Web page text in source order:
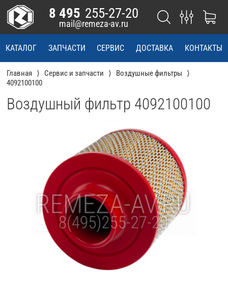
КАТАЛОГ ЗАПЧАСТИ СЕРВИС ДОСТАВКА КОНТАКТЫ
8 495 255-27-20
mail@remeza-av.ru
Главная Сервис и запчасти
Воздушные фильтры
4092100100
Воздушный фильтр 4092100100